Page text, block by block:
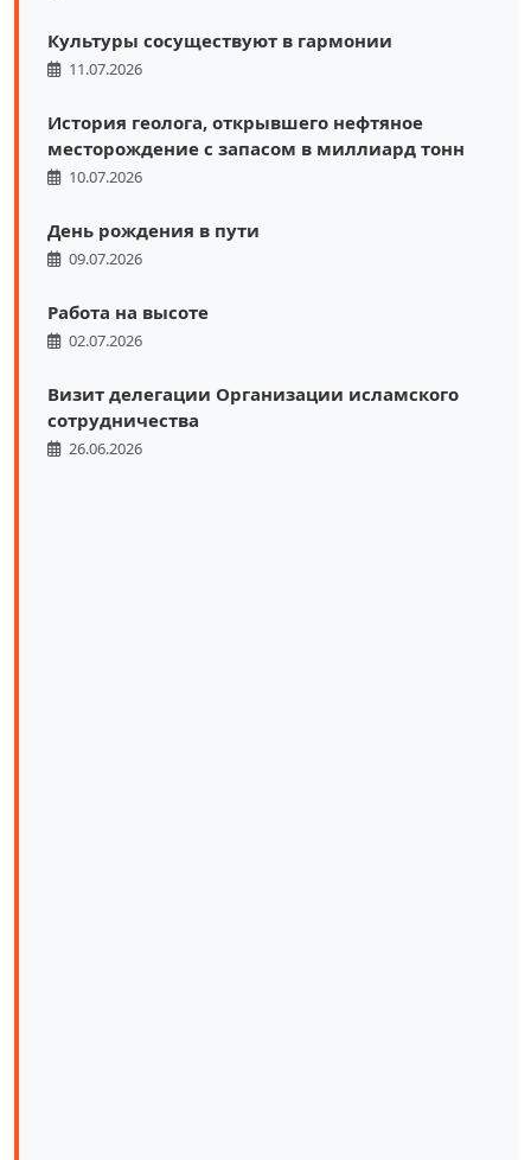
Культуры сосуществуют в гармонии
11.07.2026
История геолога, открывшего нефтяное
месторождение с запасом в миллиард тонн
10.07.2026
День рождения в пути
09.07.2026
Работа на высоте
02.07.2026
Визит делегации Организации исламского
сотрудничества
26.06.2026